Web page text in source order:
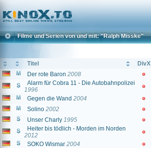
Home
Filme und Serien von und mit: "Ralph Misske"
Titel DivX
Der rote Baron 2008
Alarm für Cobra 11 - Die Autobahnpolizei
1996
Gegen die Wand 2004
Solino 2002
Unser Charly 1995
Heiter bis tödlich - Morden im Norden
2012
SOKO Wismar 2004